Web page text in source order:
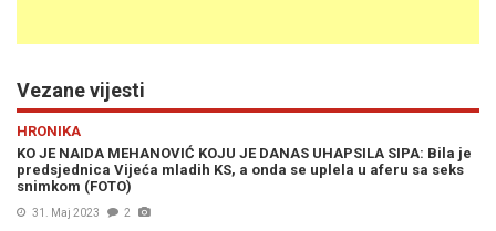
Vezane vijesti
HRONIKA
KO JE NAIDA MEHANOVIĆ KOJU JE DANAS UHAPSILA SIPA: Bila je
predsjednica Vijeća mladih KS, a onda se uplela u aferu sa seks
snimkom (FOTO)
31. Maj 2023 2